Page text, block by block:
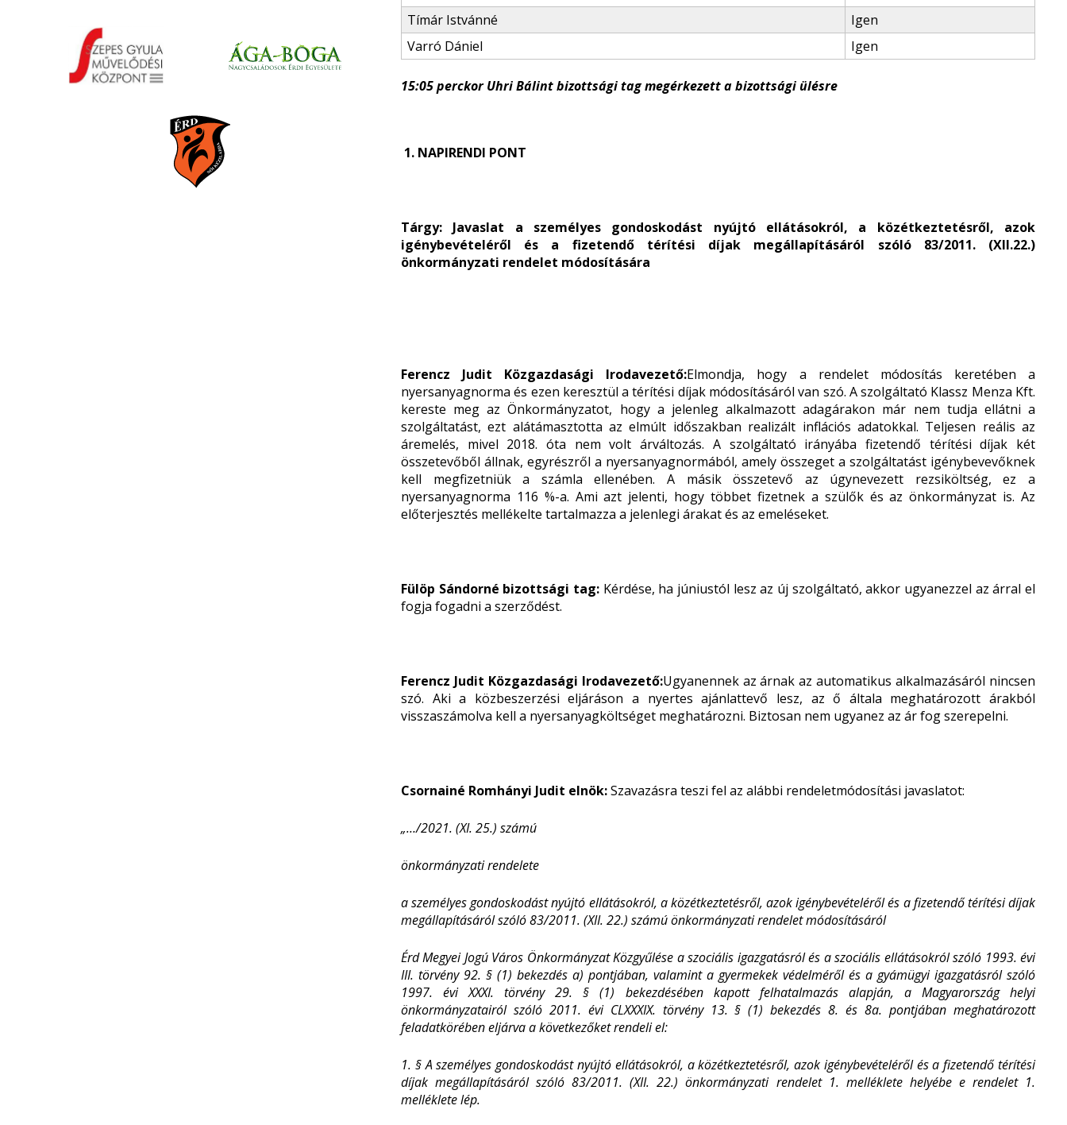
Tímár Istvánné
Igen
Varró Dániel
Igen
15:05perckor Uhri Bálint bizottsági tag megérkezett a bizottsági ülésre
1. NAPIRENDI PONT
Tárgy: Javaslat a személyes gondoskodást nyújtó ellátásokról, a közétkeztetésről, azok
igénybevételéről és a fizetendő térítési díjak megállapításáról szóló 83/2011. (XII.22.)
önkormányzati rendelet módosítására
Ferencz Judit Közgazdasági Irodavezető:Elmondja, hogy a rendelet módosítás keretében a
nyersanyagnorma és ezen keresztül a térítési díjak módosításáról van szó. A szolgáltató Klassz Menza Kft.
kereste meg az Önkormányzatot, hogy a jelenleg alkalmazott adagárakon már nem tudja ellátni a
szolgáltatást, ezt alátámasztotta az elmúlt időszakban realizált inflációs adatokkal. Teljesen reális az
áremelés, mivel 2018. óta nem volt árváltozás. A szolgáltató irányába fizetendő térítési díjak két
összetevőből állnak, egyrészről a nyersanyagnormából, amely összeget a szolgáltatást igénybevevőknek
kell megfizetniük a számla ellenében. A másik összetevő az úgynevezett rezsiköltség, ez a
nyersanyagnorma 116 %-a. Ami azt jelenti, hogy többet fizetnek a szülők és az önkormányzat is. Az
előterjesztés mellékelte tartalmazza a jelenlegi árakat és az emeléseket.
Fülöp Sándorné bizottsági tag: Kérdése, ha júniustól lesz az új szolgáltató, akkor ugyanezzel az árral el
fogja fogadni a szerződést.
Ferencz Judit Közgazdasági Irodavezető:Ugyanennek az árnak az automatikus alkalmazásáról nincsen
szó. Aki a közbeszerzési eljáráson a nyertes ajánlattevő lesz, az ő általa meghatározott árakból
visszaszámolva kell a nyersanyagköltséget meghatározni. Biztosan nem ugyanez az ár fog szerepelni.
Csornainé Romhányi Judit elnök:Szavazásra teszi fel az alábbi rendeletmódosítási javaslatot:
„…/2021. (XI. 25.) számú
önkormányzati rendelete
a személyes gondoskodást nyújtó ellátásokról, a közétkeztetésről, azok igénybevételéről és a fizetendő térítési díjak
megállapításáról szóló 83/2011. (XII. 22.) számú önkormányzati rendelet módosításáról
Érd Megyei Jogú Város Önkormányzat Közgyűlése a szociális igazgatásról és a szociális ellátásokról szóló 1993. évi
III. törvény 92. § (1) bekezdés a) pontjában, valamint a gyermekek védelméről és a gyámügyi igazgatásról szóló
1997. évi XXXI. törvény 29. § (1) bekezdésében kapott felhatalmazás alapján, a Magyarország helyi
önkormányzatairól szóló 2011. évi CLXXXIX. törvény 13. § (1) bekezdés 8. és 8a. pontjában meghatározott
feladatkörében eljárva a következőket rendeli el:
1. § A személyes gondoskodást nyújtó ellátásokról, a közétkeztetésről, azok igénybevételéről és a fizetendő térítési
díjak megállapításáról szóló 83/2011. (XII. 22.) önkormányzati rendelet 1. melléklete helyébe e rendelet 1.
melléklete lép.